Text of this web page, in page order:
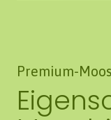
Premium-